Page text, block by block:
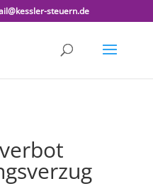
steuern.de